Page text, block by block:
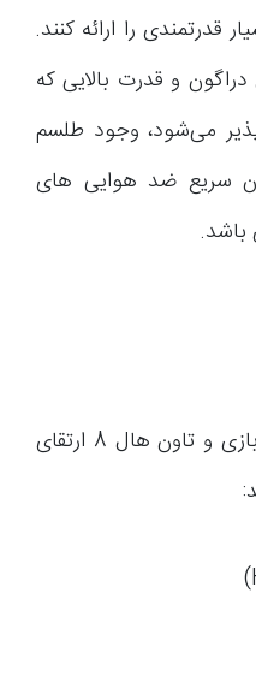
قدرتمندی را ارائه کنند.
و قدرت بالایی که
می‌شود، وجود طلسم
سریع ضد هوایی های
باشد.
به نظر ما در مراحل ابتدایی بازی و تاون هال 8 ارتقای